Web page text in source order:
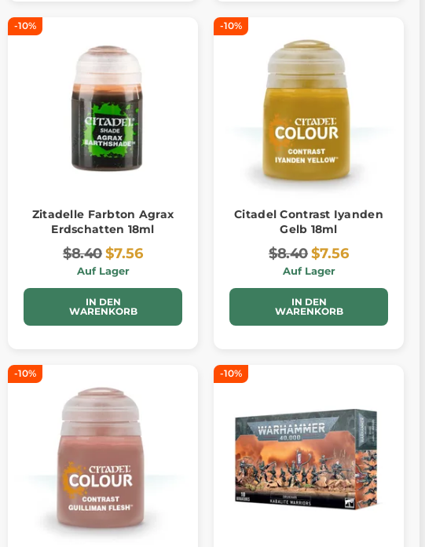
-10%
Zitadelle Farbton Agrax
Erdschatten 18ml
$8.40$7.56
Auf Lager
IN DEN
WARENKORB
-10%
Citadel Contrast Iyanden
Gelb 18ml
$8.40$7.56
Auf Lager
IN DEN
WARENKORB
-10% -10%